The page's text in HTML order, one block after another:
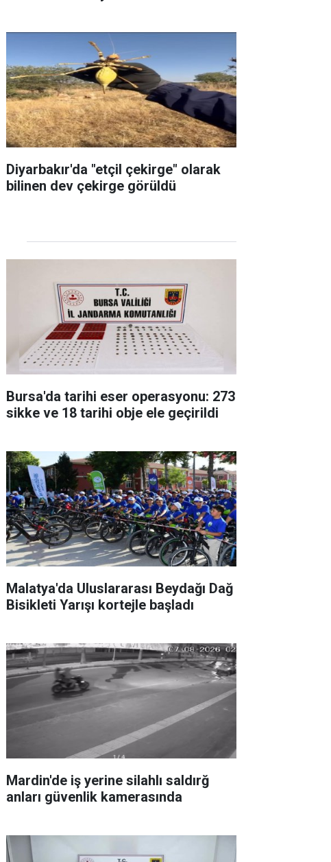
Diyarbakır'da "etçil çekirge" olarak
bilinen dev çekirge görüldü
Bursa'da tarihi eser operasyonu: 273
sikke ve 18 tarihi obje ele geçirildi
Malatya'da Uluslararası Beydağı Dağ
Bisikleti Yarışı kortejle başladı
Mardin'de iş yerine silahlı saldırğ
anları güvenlik kamerasında